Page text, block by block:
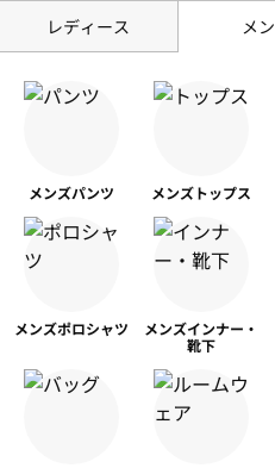
レディース メ
メンズパンツ メンズトップス
メンズポロシャツ メンズインナー・
靴下